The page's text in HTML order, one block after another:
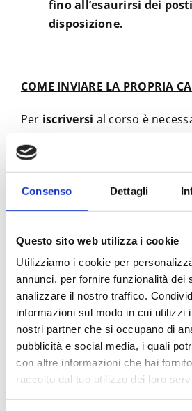
Consenso Dettagli
Questo sito web utilizza i cookie
Utilizziamo i cookie per
annunci, per fornire funzionalità dei
analizzare il nostro traffico.
informazioni sul modo in cui utilizzi
nostri partner che si occupano di
pubblicità e social media, i quali
con altre informazioni che hai
raccolto dal tuo utilizzo dei loro
fino all’esaurirsi dei
disposizione.
COME INVIARE LA PROPRIA
Per iscriversi al corso è
aprile 2024
mail:capas@unipr.it
Glistudenti e le
utilizzare l’indirizzo
istituzionaleassegnato
momento
dell’iscrizione:
Oggetto della mail:
L’impaginazione